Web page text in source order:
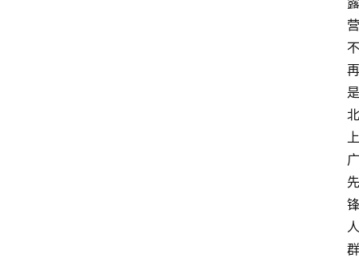
营
不
再
是
北
上
广
先
锋
人
群